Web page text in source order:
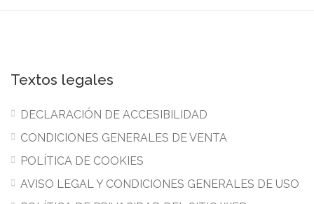
Textos legales
DECLARACIÓN DE ACCESIBILIDAD
CONDICIONES GENERALES DE VENTA
POLÍTICA DE COOKIES
AVISO LEGAL Y CONDICIONES GENERALES DE USO